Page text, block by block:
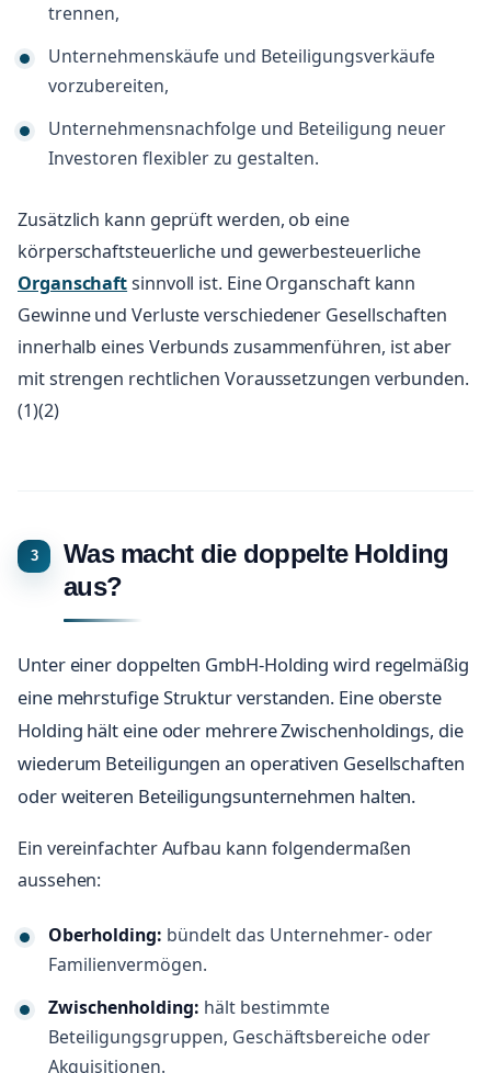
trennen,
Unternehmenskäufe und Beteiligungsverkäufe
vorzubereiten,
Unternehmensnachfolge und Beteiligung neuer
Investoren flexibler zu gestalten.
Zusätzlich kann geprüft werden, ob eine
körperschaftsteuerliche und gewerbesteuerliche
Organschaftsinnvoll ist. Eine Organschaft kann
Gewinne und Verluste verschiedener Gesellschaften
innerhalb eines Verbunds zusammenführen, ist aber
mit strengen rechtlichen Voraussetzungen verbunden.
(1)(2)
Was macht die doppelte Holding
aus?
Unter einer doppelten GmbH-Holding wird regelmäßig
eine mehrstufige Struktur verstanden. Eine oberste
Holding hält eine oder mehrere Zwischenholdings, die
wiederum Beteiligungen an operativen Gesellschaften
oder weiteren Beteiligungsunternehmen halten.
Ein vereinfachter Aufbau kann folgendermaßen
aussehen:
Oberholding: bündelt das Unternehmer- oder
Familienvermögen.
Zwischenholding: hält bestimmte
Beteiligungsgruppen, Geschäftsbereiche oder
Akquisitionen.